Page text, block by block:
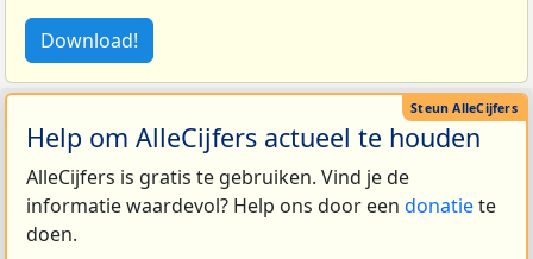
Download!
Help om AlleCijfers actueel te houden
AlleCijfers is gratis te gebruiken. Vind je de
informatie waardevol? Help ons door een donatiete
doen.